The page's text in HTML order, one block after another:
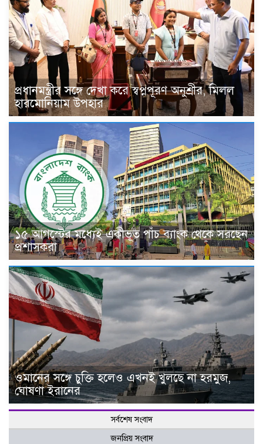
প্রধানমন্ত্রীর সঙ্গে দেখা করে স্বপ্নপূরণ অনুশ্রীর, মিলল
হারমোনিয়াম উপহার
১৫ আগস্টের মধ্যেই একীভূত পাঁচ ব্যাংক থেকে সরছেন
প্রশাসকরা
ওমানের সঙ্গে চুক্তি হলেও এখনই খুলছে না হরমুজ,
ঘোষণা ইরানের
সর্বশেষ সংবাদ
জনপ্রিয় সংবাদ